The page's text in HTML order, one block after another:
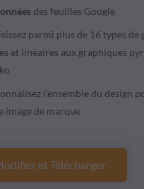
des feuilles Google
parmi plus de 16 types de
et linéaires aux graphiques
l'ensemble du design
image de marque
et Télécharger